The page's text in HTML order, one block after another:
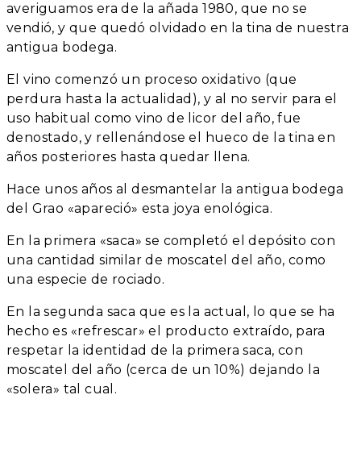
averiguamos era de la añada 1980, que no se
vendió, y que quedó olvidado en la tina de nuestra
antigua bodega.
El vino comenzó un proceso oxidativo (que
perdura hasta la actualidad), y al no servir para el
uso habitual como vino de licor del año, fue
denostado, y rellenándose el hueco de la tina en
años posteriores hasta quedar llena.
Hace unos años al desmantelar la antigua bodega
del Grao «apareció» esta joya enológica.
En la primera «saca» se completó el depósito con
una cantidad similar de moscatel del año, como
una especie de rociado.
En la segunda saca que es la actual, lo que se ha
hecho es «refrescar» el producto extraído, para
respetar la identidad de la primera saca, con
moscatel del año (cerca de un 10%) dejando la
«solera» tal cual.